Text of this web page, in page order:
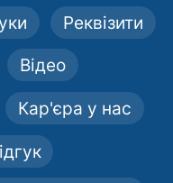
Реквізити
Відео
Кар'єра у нас